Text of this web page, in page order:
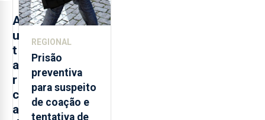
A
u
t
a
r
c
a
REGIONAL
Prisão
preventiva
para suspeito
de coação e
tentativa de